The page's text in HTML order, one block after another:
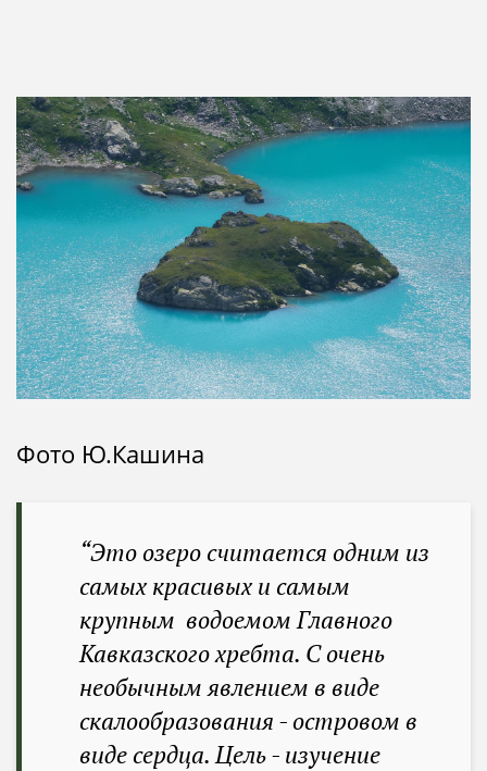
Фото Ю.Кашина
“Это озеро считается одним из
самых красивых и самым
крупным водоемом Главного
Кавказского хребта. С очень
необычным явлением в виде
скалообразования - островом в
виде сердца. Цель - изучение